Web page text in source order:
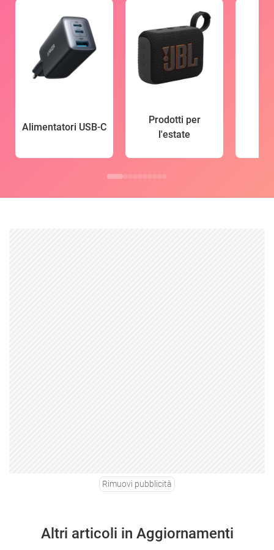
Alimentatori USB-C
Prodotti per
l'estate
Rimuovi pubblicità
Altri articoli in Aggiornamenti